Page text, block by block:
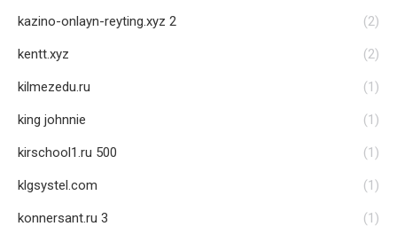
kazino-onlayn-reyting.xyz 2 (2)
kentt.xyz (2)
kilmezedu.ru (1)
king johnnie (1)
kirschool1.ru 500 (1)
klgsystel.com (1)
konnersant.ru 3 (1)